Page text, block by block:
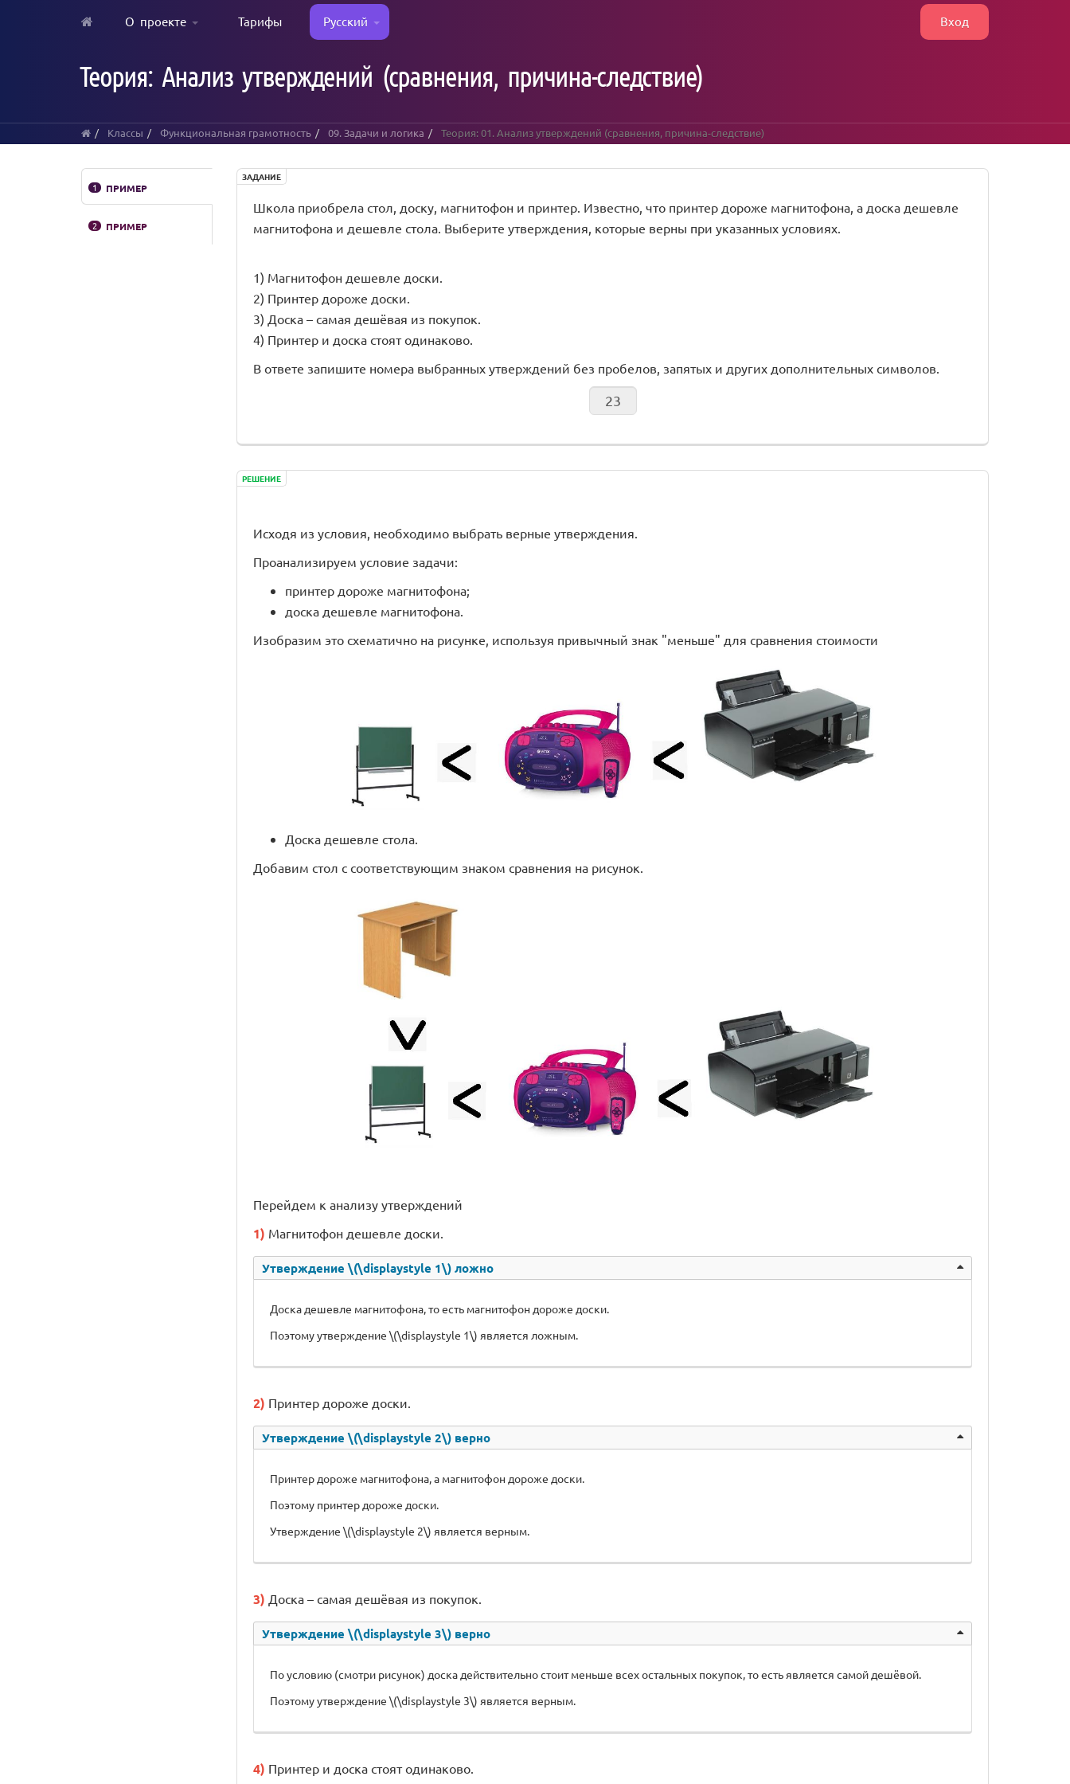
О проекте Тарифы Русский Вход
Теория: Анализ утверждений (сравнения, причина-следствие)
Классы Функциональная грамотность 09. Задачи и логика Теория: 01. Анализ утверждений (сравнения, причина-следствие)
1 ПРИМЕР
2 ПРИМЕР
ЗАДАНИЕ
Школа приобрела стол, доску, магнитофон и принтер. Известно, что принтер дороже магнитофона, а доска дешевле
магнитофона и дешевле стола. Выберите утверждения, которые верны при указанных условиях.
1) Магнитофон дешевле доски.
2) Принтер дороже доски.
3) Доска – самая дешёвая из покупок.
4) Принтер и доска стоят одинаково.
В ответе запишите номера выбранных утверждений без пробелов, запятых и других дополнительных символов.
РЕШЕНИЕ
Исходя из условия, необходимо выбрать верные утверждения.
Проанализируем условие задачи:
принтер дороже магнитофона;
доска дешевле магнитофона.
Изобразим это схематично на рисунке, используя привычный знак "меньше" для сравнения стоимости
Доска дешевле стола.
Добавим стол с соответствующим знаком сравнения на рисунок.
Перейдем к анализу утверждений
1) Магнитофон дешевле доски.
Утверждение \(\displaystyle 1\) ложно
Доска дешевле магнитофона, то есть магнитофон дороже доски.
Поэтому утверждение \(\displaystyle 1\) является ложным.
2) Принтер дороже доски.
Утверждение \(\displaystyle 2\) верно
Принтер дороже магнитофона, а магнитофон дороже доски.
Поэтому принтер дороже доски.
Утверждение \(\displaystyle 2\) является верным.
3) Доска – самая дешёвая из покупок.
Утверждение \(\displaystyle 3\) верно
По условию (смотри рисунок) доска действительно стоит меньше всех остальных покупок, то есть является самой дешёвой.
Поэтому утверждение \(\displaystyle 3\) является верным.
4) Принтер и доска стоят одинаково.